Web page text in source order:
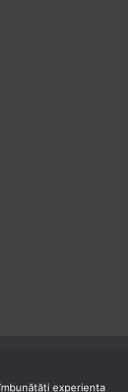
experiența